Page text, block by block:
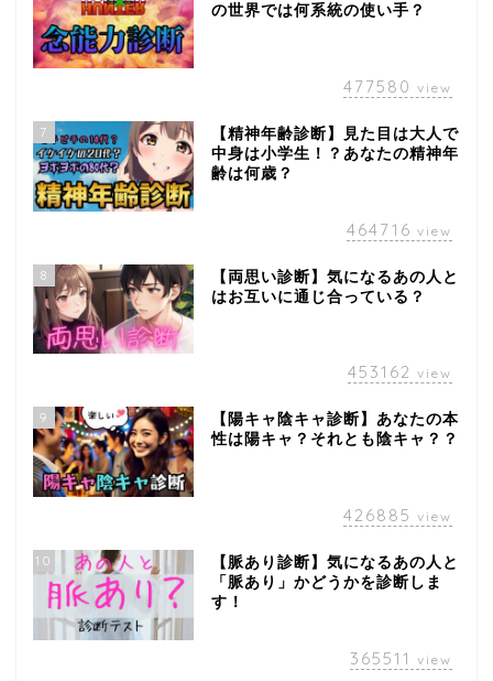
の世界では何系統の使い手？
477580 view
7
【精神年齢診断】見た目は大人で
中身は小学生！？あなたの精神年
齢は何歳？
464716 view
8
【両思い診断】気になるあの人と
はお互いに通じ合っている？
453162 view
9
【陽キャ陰キャ診断】あなたの本
性は陽キャ？それとも陰キャ？？
426885 view
10
【脈あり診断】気になるあの人と
「脈あり」かどうかを診断しま
す！
365511 view